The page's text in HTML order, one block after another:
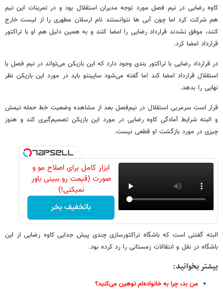
کاوه رضایی در نیم فصل مورد توجه مدیران استقلال بود و در تمرینات این تیم
هم شرکت کرد اما چون آبی ها نتوانستند نام ارسلان مطهری را از لیست خارج
کنند، موفق نشدند قرارداد رضایی را امضا کنند و به همین دلیل هم او با تراکتور
قرارداد امضا کرد.
در قرارداد رضایی با تراکتور بندی وجود دارد که این بازیکن می‌تواند در نیم فصل با
استقلال قرارداد امضا کند اما گفته می‌شود ساپینتو باید در مورد این بازیکن نظر
نهایی را بدهد.
قرار است سرمربی استقلال در نیم‌فصل بعد از مشاهده وضعیت خط حمله تیمش
و البته شرایط آمادگی کاوه رضایی در مورد این بازیکن تصمیم‌گیری کند و هنوز
چیزی در مورد بازگشت او قطعی نیست.
ابزار کامل برای اصلاح مو و
صورت (قیمت رو ببینی باور
نمیکنی!)
باتخفیف بخر
البته گفتنی است که باشگاه تراکتورسازی چندی پیش جدایی کاوه رضایی از این
باشگاه در نقل و انتقالات زمستانی را رد کرده بود.
بیشتر بخوانید:
من بد، چرا به خانواده‌ام توهین می‌کنید؟